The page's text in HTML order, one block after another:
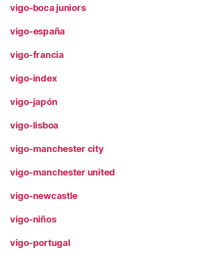
vigo-boca juniors
vigo-españa
vigo-francia
vigo-index
vigo-japón
vigo-lisboa
vigo-manchester city
vigo-manchester united
vigo-newcastle
vigo-niños
vigo-portugal